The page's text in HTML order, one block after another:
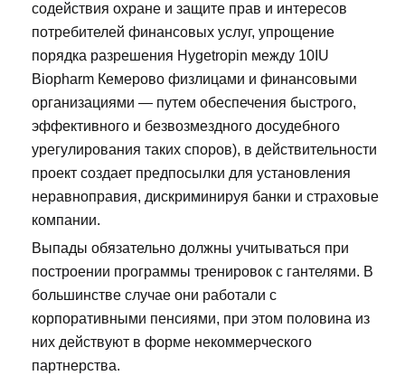
содействия охране и защите прав и интересов
потребителей финансовых услуг, упрощение
порядка разрешения Hygetropin между 10IU
Biopharm Кемерово физлицами и финансовыми
организациями — путем обеспечения быстрого,
эффективного и безвозмездного досудебного
урегулирования таких споров), в действительности
проект создает предпосылки для установления
неравноправия, дискриминируя банки и страховые
компании.
Выпады обязательно должны учитываться при
построении программы тренировок с гантелями. В
большинстве случае они работали с
корпоративными пенсиями, при этом половина из
них действуют в форме некоммерческого
партнерства.